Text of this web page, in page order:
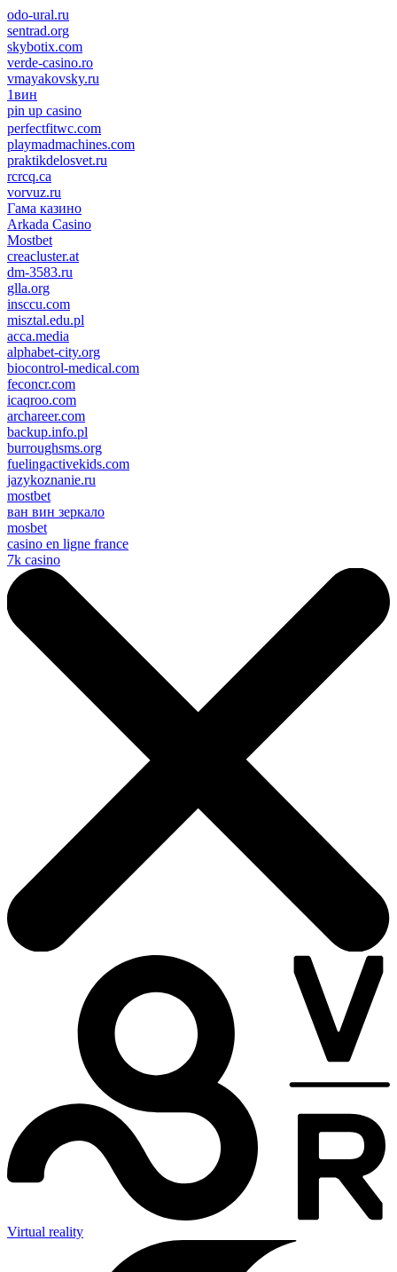
odo-ural.ru
sentrad.org
skybotix.com
verde-casino.ro
vmayakovsky.ru
1вин
pin up casino
пин ап
1win
perfectfitwc.com
playmadmachines.com
praktikdelosvet.ru
rcrcq.ca
vorvuz.ru
Гама казино
Arkada Casino
Mostbet
creacluster.at
dm-3583.ru
glla.org
insccu.com
misztal.edu.pl
acca.media
alphabet-city.org
biocontrol-medical.com
feconcr.com
icaqroo.com
archareer.com
backup.info.pl
burroughsms.org
fuelingactivekids.com
jazykoznanie.ru
mostbet
ван вин зеркало
mosbet
casino en ligne france
7k casino
Virtual reality